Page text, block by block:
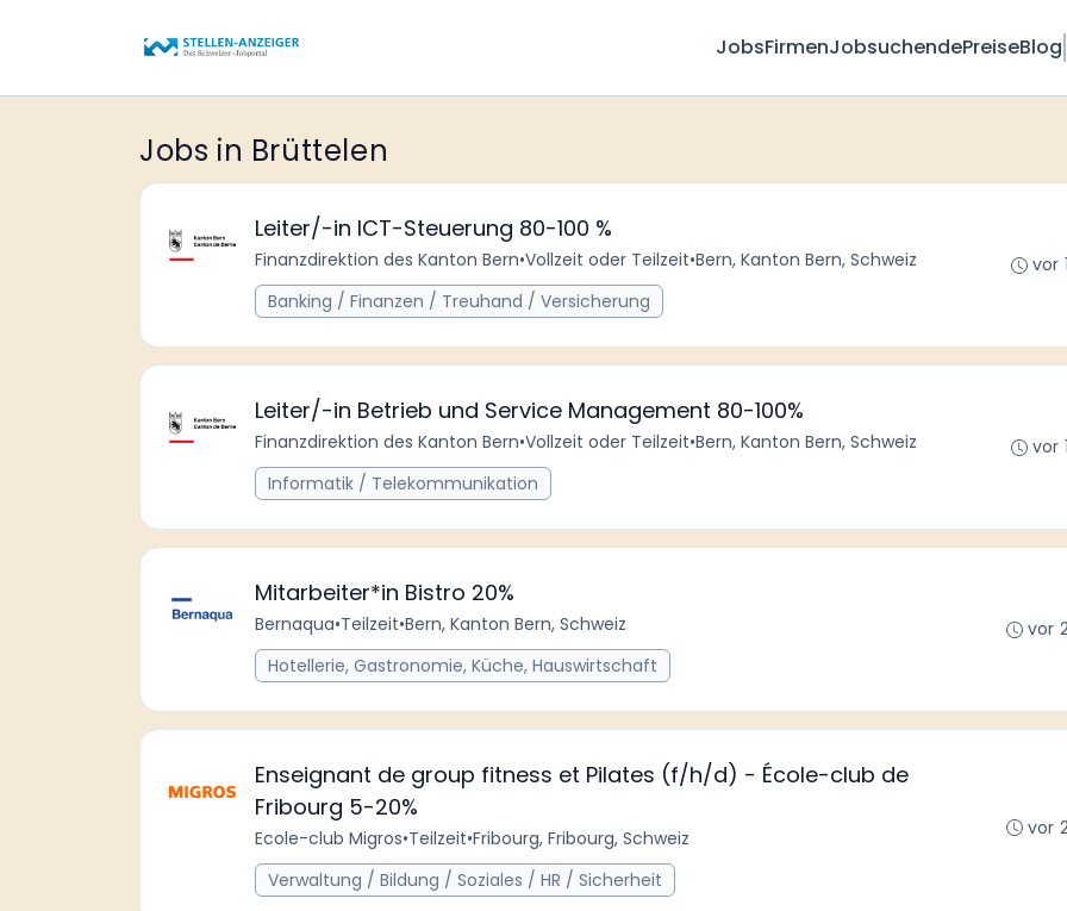
JobsFirmenJobsuchendePreiseBlog
Jobs in Brüttelen
Leiter/-in ICT-Steuerung 80-100 %
Finanzdirektion des Kanton Bern•Vollzeit oder Teilzeit•Bern, Kanton Bern, Schweiz
Banking / Finanzen / Treuhand / Versicherung
vor
Leiter/-in Betrieb und Service Management 80-100%
Finanzdirektion des Kanton Bern•Vollzeit oder Teilzeit•Bern, Kanton Bern, Schweiz
Informatik / Telekommunikation
vor
Mitarbeiter*in Bistro 20%
Bernaqua•Teilzeit•Bern, Kanton Bern, Schweiz
Hotellerie, Gastronomie, Küche, Hauswirtschaft
vor
Enseignant de group fitness et Pilates (f/h/d) - École-club de
Fribourg 5-20%
Ecole-club Migros•Teilzeit•Fribourg, Fribourg, Schweiz
Verwaltung / Bildung / Soziales / HR / Sicherheit
vor